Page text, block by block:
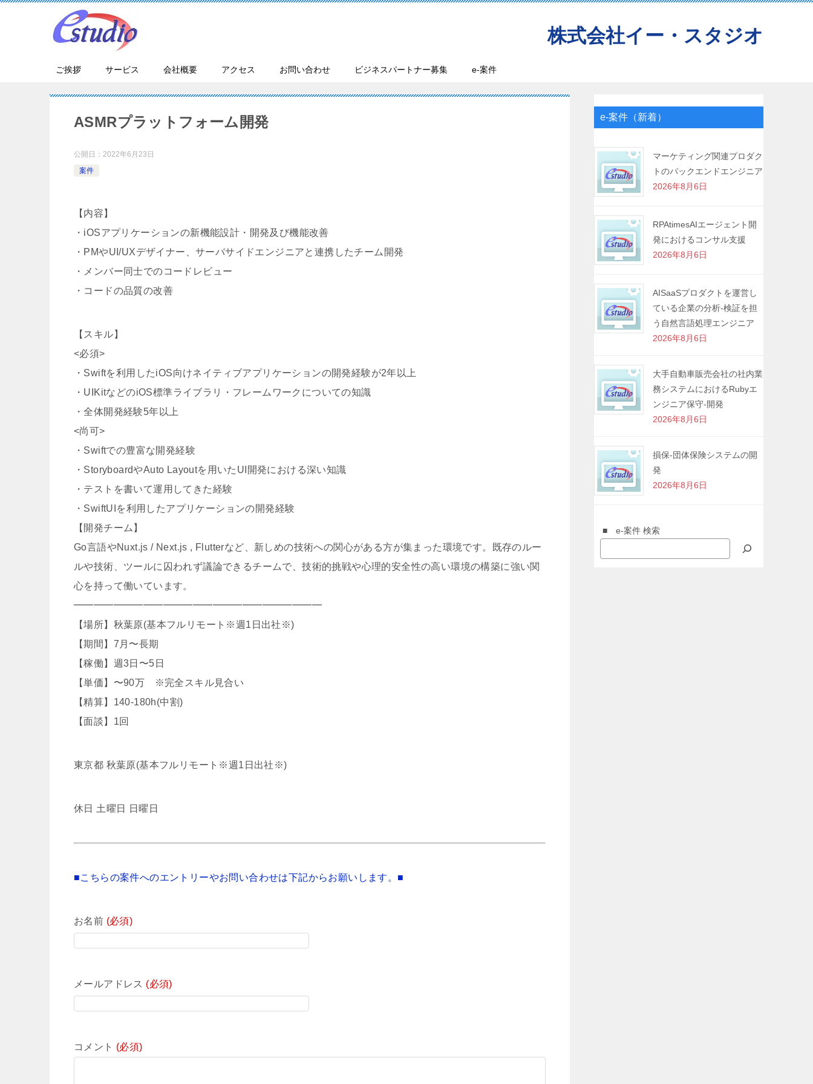
株式会社イー・スタジオ
ご挨拶 サービス 会社概要 アクセス お問い合わせ ビジネスパートナー募集 e-案件
ASMRプラットフォーム開発
公開日： 2022年6月23日
案件
【内容】
・iOSアプリケーションの新機能設計・開発及び機能改善
・PMやUI/UXデザイナー、サーバサイドエンジニアと連携したチーム開発
・メンバー同士でのコードレビュー
・コードの品質の改善
【スキル】
<必須>
・Swiftを利用したiOS向けネイティブアプリケーションの開発経験が2年以上
・UIKitなどのiOS標準ライブラリ・フレームワークについての知識
・全体開発経験5年以上
<尚可>
・Swiftでの豊富な開発経験
・StoryboardやAuto Layoutを用いたUI開発における深い知識
・テストを書いて運用してきた経験
・SwiftUIを利用したアプリケーションの開発経験
【開発チーム】
Go言語やNuxt.js / Next.js , Flutterなど、新しめの技術への関心がある方が集まった環境です。既存のルー
ルや技術、ツールに囚われず議論できるチームで、技術的挑戦や心理的安全性の高い環境の構築に強い関
心を持って働いています。
━━━━━━━━━━━━━━━━━━━━━━━━━
【場所】秋葉原(基本フルリモート※週1日出社※)
【期間】7月〜長期
【稼働】週3日〜5日
【単価】〜90万 ※完全スキル見合い
【精算】140-180h(中割)
【面談】1回
東京都 秋葉原(基本フルリモート※週1日出社※)
休日 土曜日 日曜日
■こちらの案件へのエントリーやお問い合わせは下記からお願いします。■
お名前 (必須)
メールアドレス (必須)
コメント (必須)
e-案件（新着）
マーケティング関連プロダク
トのバックエンドエンジニア
2026年8月6日
RPAtimesAIエージェント開
発におけるコンサル支援
2026年8月6日
AISaaSプロダクトを運営し
ている企業の分析-検証を担
う自然言語処理エンジニア
2026年8月6日
大手自動車販売会社の社内業
務システムにおけるRubyエ
ンジニア保守-開発
2026年8月6日
損保-団体保険システムの開
発
2026年8月6日
■ e-案件 検索